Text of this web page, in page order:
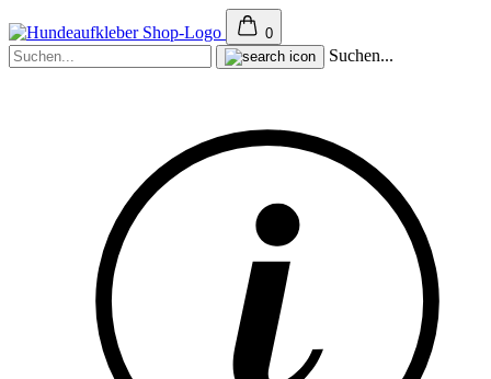
0
Suchen...